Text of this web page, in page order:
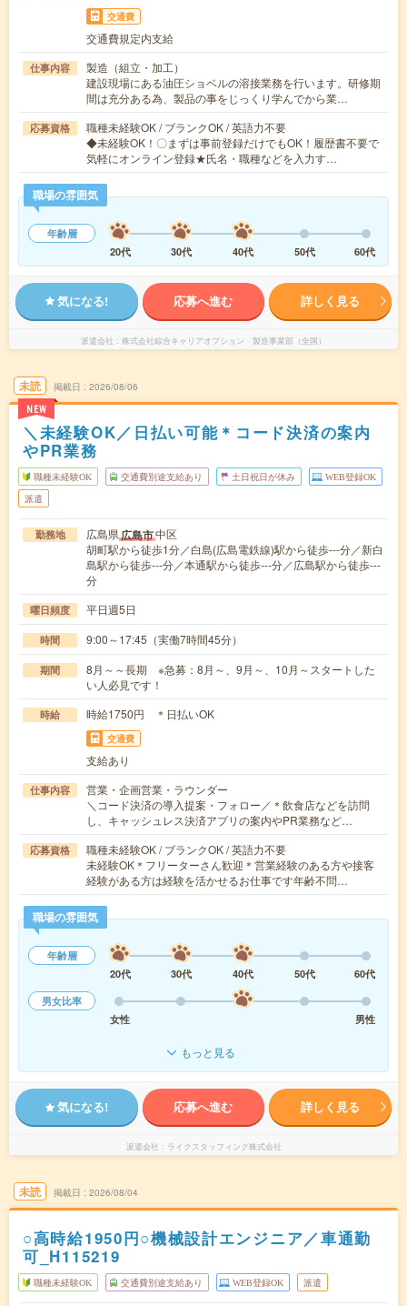
交通費
交通費規定内支給
仕事内容
製造（組立・加工）
建設現場にある油圧ショベルの溶接業務を行います。研修期
間は充分ある為、製品の事をじっくり学んでから業…
応募資格
職種未経験OK / ブランクOK / 英語力不要
◆未経験OK！〇まずは事前登録だけでもOK！履歴書不要で
気軽にオンライン登録★氏名・職種などを入力す…
職場の雰囲気
年齢層
20代
30代 40代 50代 60代
気になる! 応募へ進む 詳しく見る
派遣会社 株式会社綜合キャリアオプション 製造事業部（全国）
未読
NEW
掲載日 2026/08/06
＼未経験OK／日払い可能＊コード決済の案内
やPR業務
職種未経験OK 交通費別途支給あり 土日祝日が休み WEB登録OK
派遣
勤務地 広島県広島市中区
胡町駅から徒歩1分／白島(広島電鉄線)駅から徒歩---分／新白
島駅から徒歩---分／本通駅から徒歩---分／広島駅から徒歩---
分
曜日頻度 平日週5日
時間 9:00～17:45（実働7時間45分）
期間
8月～～長期 ※急募：8月～、9月～、10月～スタートした
い人必見です！
時給 時給1750円 ＊日払いOK
交通費
支給あり
仕事内容
営業・企画営業・ラウンダー
＼コード決済の導入提案・フォロー／＊飲食店などを訪問
し、キャッシュレス決済アプリの案内やPR業務など…
応募資格
職種未経験OK / ブランクOK / 英語力不要
未経験OK＊フリーターさん歓迎＊営業経験のある方や接客
経験がある方は経験を活かせるお仕事です年齢不問…
職場の雰囲気
年齢層
20代
30代 40代 50代
60代
男女比率
女性
男性
もっと見る
気になる! 応募へ進む 詳しく見る
派遣会社 ライクスタッフィング株式会社
未読 掲載日 2026/08/04
○高時給1950円○機械設計エンジニア／車通勤
可_H115219
職種未経験OK 交通費別途支給あり WEB登録OK 派遣